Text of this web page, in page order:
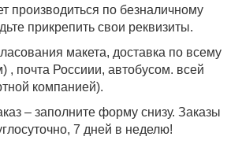
производиться по безналичному
прикрепить свои реквизиты.
макета, доставка по всему
, почта Россиии, автобусом. всей
компанией).
– заполните форму снизу. Заказы
7 дней в неделю!